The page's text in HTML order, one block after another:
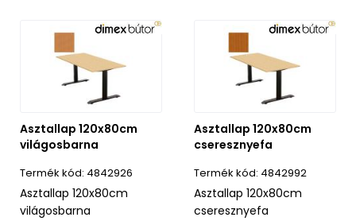
Asztallap 120x80cm
világosbarna
4842926
Asztallap 120x80cm
világosbarna
Asztallap 120x80cm
cseresznyefa
4842992
Asztallap 120x80cm
cseresznyefa